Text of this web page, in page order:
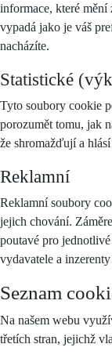
informace, které mění
vypadá jako je váš
nacházíte.
Statistické
Tyto soubory cookie
porozumět tomu, jak
že shromažďují a
Reklamní
Reklamní soubory
jejich chování.
poutavé pro
vydavatele a
Seznam
Na našem webu
třetích stran, jejichž